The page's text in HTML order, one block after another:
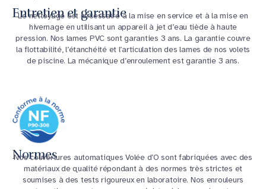
Entretien et garantie
Le nettoyage est nécessaire à la mise en service et à la mise en
hivernage en utilisant un appareil à jet d’eau tiède à haute
pression. Nos lames PVC sont garanties 3 ans. La garantie couvre
la flottabilité, l’étanchéité et l’articulation des lames de nos volets
de piscine. La mécanique d’enroulement est garantie 3 ans.
Normes
Nos couvertures automatiques Volée d’O sont fabriquées avec des
matériaux de qualité répondant à des normes très strictes et
soumises à des tests rigoureux en laboratoire. Nos enrouleurs